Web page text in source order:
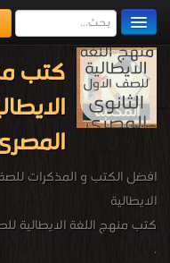
مكتبة الكتب
المكتبات
يُقرأ حالياً
اضف كتاب
كتب
افضل الكتب و المذكرات
الايطالية
كتب منهج اللغة الايطالية
.